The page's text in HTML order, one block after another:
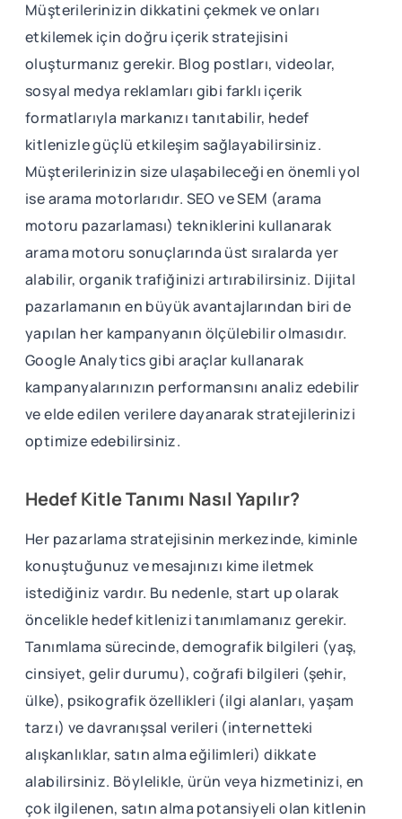
Müşterilerinizin dikkatini çekmek ve onları
etkilemek için doğru içerik stratejisini
oluşturmanız gerekir. Blog postları, videolar,
sosyal medya reklamları gibi farklı içerik
formatlarıyla markanızı tanıtabilir, hedef
kitlenizle güçlü etkileşim sağlayabilirsiniz.
Müşterilerinizin size ulaşabileceği en önemli yol
ise arama motorlarıdır. SEO ve SEM (arama
motoru pazarlaması) tekniklerini kullanarak
arama motoru sonuçlarında üst sıralarda yer
alabilir, organik trafiğinizi artırabilirsiniz. Dijital
pazarlamanın en büyük avantajlarından biri de
yapılan her kampanyanın ölçülebilir olmasıdır.
Google Analytics gibi araçlar kullanarak
kampanyalarınızın performansını analiz edebilir
ve elde edilen verilere dayanarak stratejilerinizi
optimize edebilirsiniz.
Hedef Kitle Tanımı Nasıl Yapılır?
Her pazarlama stratejisinin merkezinde, kiminle
konuştuğunuz ve mesajınızı kime iletmek
istediğiniz vardır. Bu nedenle, start up olarak
öncelikle hedef kitlenizi tanımlamanız gerekir.
Tanımlama sürecinde, demografik bilgileri (yaş,
cinsiyet, gelir durumu), coğrafi bilgileri (şehir,
ülke), psikografik özellikleri (ilgi alanları, yaşam
tarzı) ve davranışsal verileri (internetteki
alışkanlıklar, satın alma eğilimleri) dikkate
alabilirsiniz. Böylelikle, ürün veya hizmetinizi, en
çok ilgilenen, satın alma potansiyeli olan kitlenin